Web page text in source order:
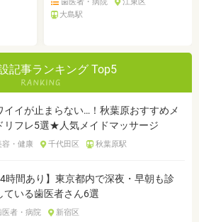
歯医者・病院
江東区
大島駅
記事ランキング Top5
イイが止まらない…！秋葉原おすすめメ
リフレ5選★人気メイドマッサージ
容・健康 千代田区 秋葉原駅
時間あり】東京都内で深夜・早朝も診
ている歯医者さん6選
医者・病院 新宿区